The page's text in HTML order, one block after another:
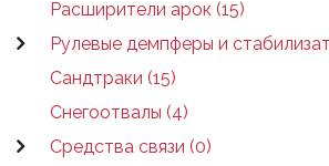
Расширители арок (15)
Рулевые демпферы и
Сандтраки (15)
Снегоотвалы (4)
Средства связи (0)